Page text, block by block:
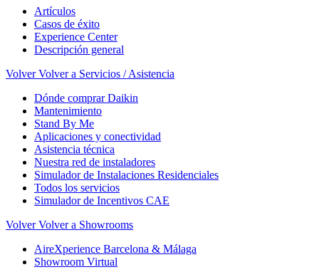
Artículos
Casos de éxito
Experience Center
Descripción general
Volver Volver a Servicios / Asistencia
Dónde comprar Daikin
Mantenimiento
Stand By Me
Aplicaciones y conectividad
Asistencia técnica
Nuestra red de instaladores
Simulador de Instalaciones Residenciales
Todos los servicios
Simulador de Incentivos CAE
Volver Volver a Showrooms
AireXperience Barcelona & Málaga
Showroom Virtual